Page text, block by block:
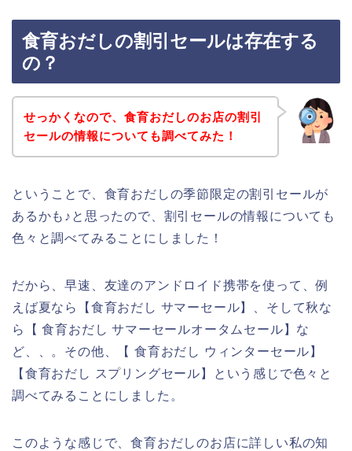
食育おだしの割引セールは存在する
の？
せっかくなので、食育おだしのお店の割引
セールの情報についても調べてみた！
ということで、食育おだしの季節限定の割引セールが
あるかも♪と思ったので、割引セールの情報についても
色々と調べてみることにしました！
だから、早速、友達のアンドロイド携帯を使って、例
えば夏なら【食育おだし サマーセール】、そして秋な
ら【 食育おだし サマーセールオータムセール】な
ど、、。その他、【 食育おだし ウィンターセール】
【食育おだし スプリングセール】という感じで色々と
調べてみることにしました。
このような感じで、食育おだしのお店に詳しい私の知